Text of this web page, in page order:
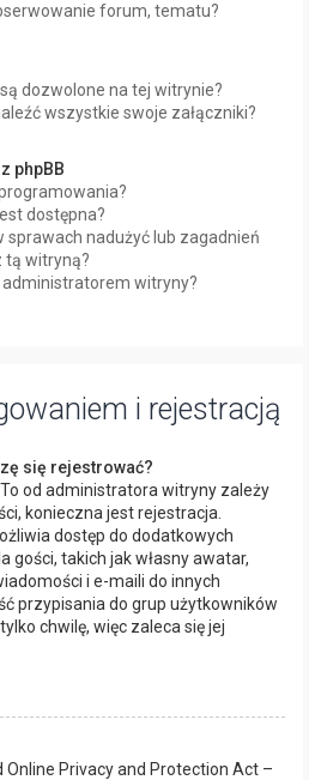
forum, tematu?
dozwolone na tej witrynie?
wszystkie swoje załączniki?
phpBB
dostępna?
sprawach nadużyć lub zagadnień
tą witryną?
witryny?
i rejestracją
się rejestrować?
od administratora witryny zależy
konieczna jest rejestracja.
dostęp do dodatkowych
gości, takich jak własny awatar,
i e-maili do innych
przypisania do grup użytkowników
chwilę, więc zaleca się jej
Online Privacy and Protection Act –